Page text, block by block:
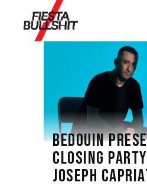
BEDOUIN
CLOSING
JOSEPH